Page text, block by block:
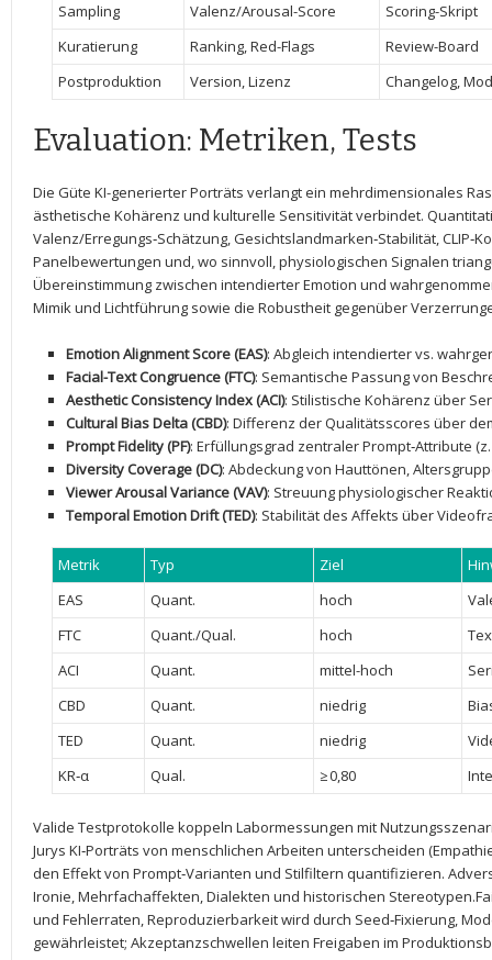
Sampling
Valenz/Arousal-Score
Scoring-Skript
Kuratierung
Ranking, Red-Flags
Review-Board
Postproduktion
Version, Lizenz Changelog,
Evaluation:​ Metriken,⁣ Tests
Die ⁤Güte KI-generierter Porträts verlangt ein mehrdimensionales
ästhetische Kohärenz und ⁤kulturelle Sensitivität verbindet.
Valenz/Erregungs‑Schätzung, Gesichtslandmarken‑Stabilität,
Panelbewertungen⁣ und, wo sinnvoll, physiologischen Signalen
Übereinstimmung zwischen intendierter⁢ Emotion und
Mimik und Lichtführung sowie die Robustheit gegenüber
Emotion ‍Alignment ⁣Score (EAS): Abgleich ⁣intendierter vs.⁣
Facial-Text Congruence (FTC): Semantische Passung von
Aesthetic Consistency Index (ACI): Stilistische Kohärenz über
Cultural Bias Delta (CBD): Differenz der Qualitätsscores über
Prompt Fidelity (PF): Erfüllungsgrad zentraler Prompt‑Attribute (z.
Diversity Coverage (DC): Abdeckung von Hauttönen,
Viewer ‍Arousal Variance (VAV): Streuung physiologischer
Temporal Emotion Drift (TED): Stabilität des Affekts über
Metrik Typ Ziel
EAS
Quant. hoch
FTC
Quant./Qual. hoch
ACI
Quant. mittel-hoch
CBD
Quant. niedrig
TED
Quant. niedrig
KR‑α
Qual. ≥ 0,80
Valide Testprotokolle koppeln Labormessungen⁣ mit
Jurys KI‑Porträts von menschlichen Arbeiten unterscheiden
den Effekt von⁢ Prompt‑Varianten und Stilfiltern quantifizieren.
Ironie, Mehrfachaffekten, Dialekten⁤ und historischen
‍und Fehlerraten, Reproduzierbarkeit wird durch Seed‑Fixierung,
gewährleistet; Akzeptanzschwellen leiten Freigaben im